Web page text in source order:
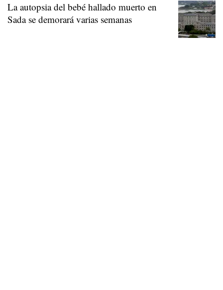
La autopsia del bebé hallado muerto en
Sada se demorará varias semanas